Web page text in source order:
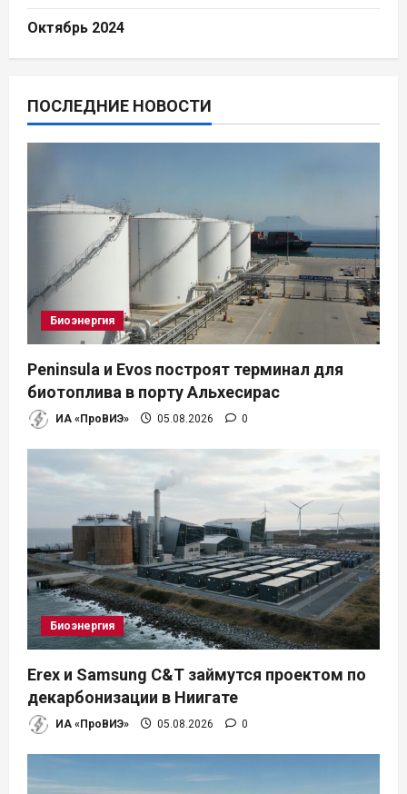
Октябрь 2024
ПОСЛЕДНИЕ НОВОСТИ
Биоэнергия
Peninsula и Evos построят терминал для
биотоплива в порту Альхесирас
ИА «ПроВИЭ» 05.08.2026 0
Биоэнергия
Erex и Samsung C&T займутся проектом по
декарбонизации в Ниигате
ИА «ПроВИЭ» 05.08.2026 0